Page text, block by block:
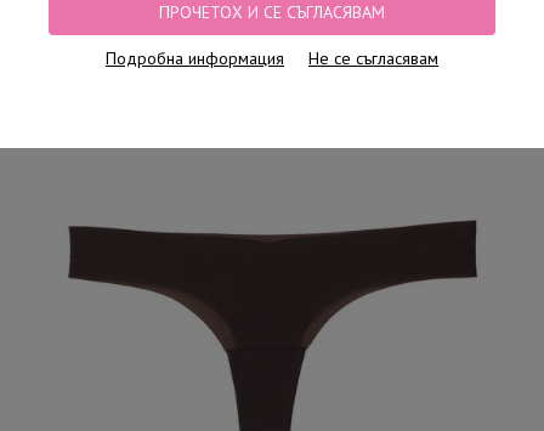
ПРОЧЕТОХ И СЕ СЪГЛАСЯВАМ
Подробна информация Не се съгласявам